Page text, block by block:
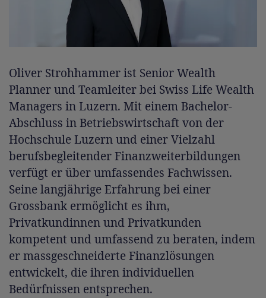
Oliver Strohhammer ist Senior Wealth
Planner und Teamleiter bei Swiss Life Wealth
Managers in Luzern. Mit einem Bachelor-
Abschluss in Betriebswirtschaft von der
Hochschule Luzern und einer Vielzahl
berufsbegleitender Finanzweiterbildungen
verfügt er über umfassendes Fachwissen.
Seine langjährige Erfahrung bei einer
Grossbank ermöglicht es ihm,
Privatkundinnen und Privatkunden
kompetent und umfassend zu beraten, indem
er massgeschneiderte Finanzlösungen
entwickelt, die ihren individuellen
Bedürfnissen entsprechen.